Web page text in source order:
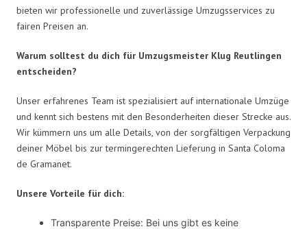
bieten wir professionelle und zuverlässige Umzugsservices zu
fairen Preisen an.
Warum solltest du dich für Umzugsmeister Klug Reutlingen
entscheiden?
Unser erfahrenes Team ist spezialisiert auf internationale Umzüge
und kennt sich bestens mit den Besonderheiten dieser Strecke aus.
Wir kümmern uns um alle Details, von der sorgfältigen Verpackung
deiner Möbel bis zur termingerechten Lieferung in Santa Coloma
de Gramanet.
Unsere Vorteile für dich:
Transparente Preise: Bei uns gibt es keine